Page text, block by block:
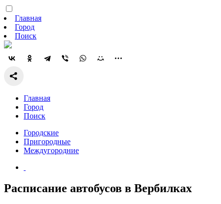
Главная
Город
Поиск
Главная
Город
Поиск
Городские
Пригородные
Междугородние
Расписание автобусов в Вербилках